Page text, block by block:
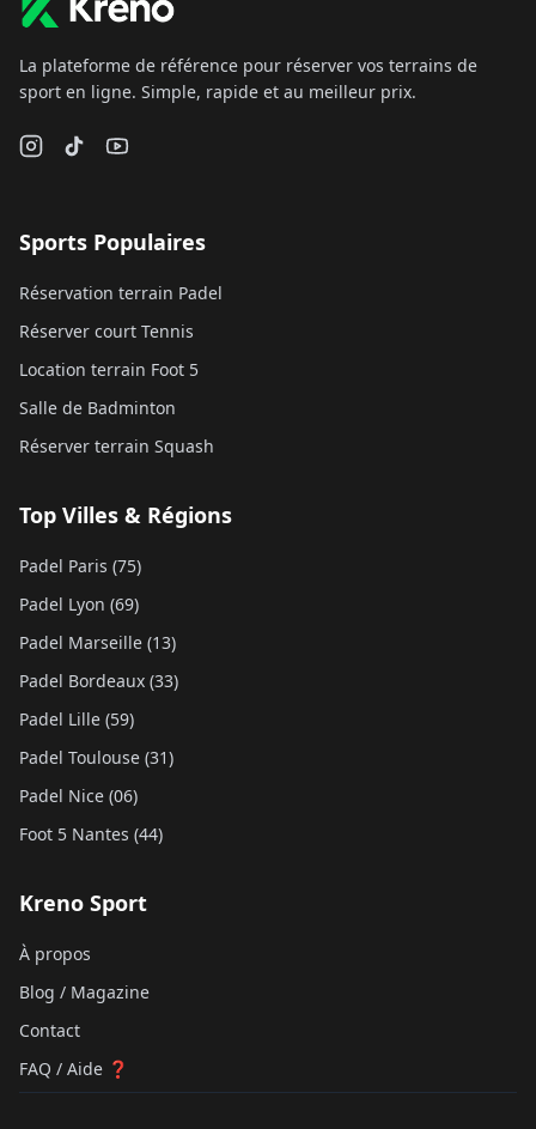
La plateforme de référence pour réserver vos terrains de
sport en ligne. Simple, rapide et au meilleur prix.
Sports Populaires
Réservation terrain Padel
Réserver court Tennis
Location terrain Foot 5
Salle de Badminton
Réserver terrain Squash
Top Villes & Régions
Padel Paris (75)
Padel Lyon (69)
Padel Marseille (13)
Padel Bordeaux (33)
Padel Lille (59)
Padel Toulouse (31)
Padel Nice (06)
Foot 5 Nantes (44)
Kreno Sport
À propos
Blog / Magazine
Contact
FAQ / Aide ❓